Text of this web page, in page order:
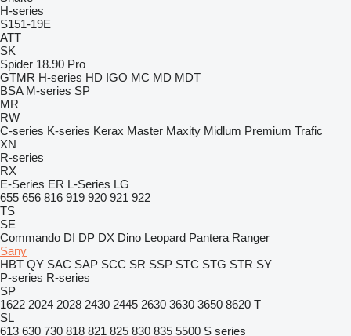
H-series
S151-19E
ATT
SK
Spider 18.90 Pro
GTMR H-series HD IGO MC MD MDT
BSA M-series SP
MR
RW
C-series K-series Kerax Master Maxity Midlum Premium Trafic
XN
R-series
RX
E-Series ER L-Series LG
655 656 816 919 920 921 922
TS
SE
Commando DI DP DX Dino Leopard Pantera Ranger
Sany
HBT QY SAC SAP SCC SR SSP STC STG STR SY
P-series R-series
SP
1622 2024 2028 2430 2445 2630 3630 3650 8620 T
SL
613 630 730 818 821 825 830 835 5500 S series